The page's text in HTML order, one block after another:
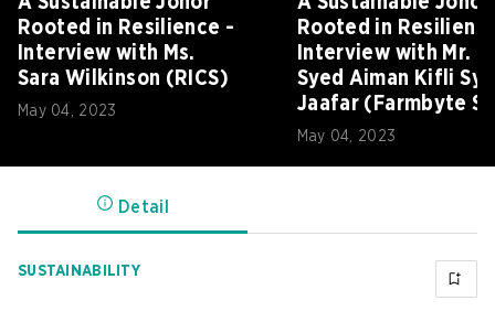
Rooted in Resilience -
Interview with Ms.
Sara Wilkinson (RICS)
May 04, 2023
Rooted in
Interview with Mr.
Syed Aiman Kifli
Jaafar (Farmbyte
Bhd)
May 04, 2023
Detail
SUSTAINABILITY